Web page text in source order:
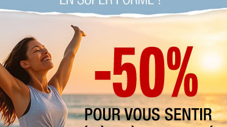
Note :+369Le quizz du siècle !(fait 11345
Score moyen : 57 %
(423) peu intéressant (54)